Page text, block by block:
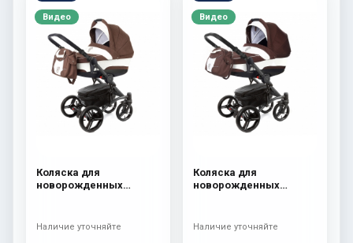
Видео
Коляска для
новорожденных
Наличие уточняйте
Видео
Коляска для
новорожденных
Наличие уточняйте